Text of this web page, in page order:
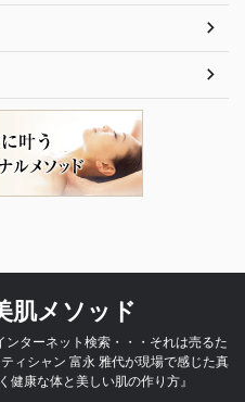
肌メソッド
ターネット検索・・・それは売るた
ィシャン 富永 雅代が現場で感じた真
健康な体と美しい肌の作り方』